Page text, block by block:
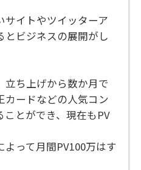
サイトやツイッターア
とビジネスの展開がし
立ち上げから数か月で
カードなどの人気コン
ことができ、現在もPV
って月間PV100万はす